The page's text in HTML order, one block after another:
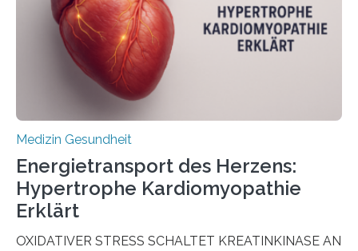
als Biomarker für die Wahl der passenden Therapie
dienen könnte. Darmkrebs zählt weltweit zu den
häufigsten Krebsarten und stellt…
Medizin Gesundheit
Energietransport des Herzens:
Hypertrophe Kardiomyopathie
Erklärt
OXIDATIVER STRESS SCHALTET KREATINKINASE AN